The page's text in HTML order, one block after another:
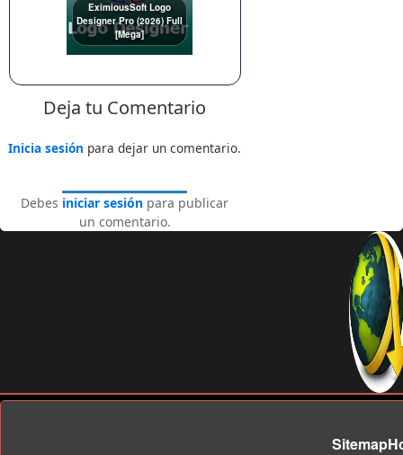
EximiousSoft Logo
Designer Pro (2026) Full
[Mega]
Deja tu Comentario
Inicia sesión para dejar un comentario.
Debes iniciar sesión para publicar
un comentario.
Sitemap